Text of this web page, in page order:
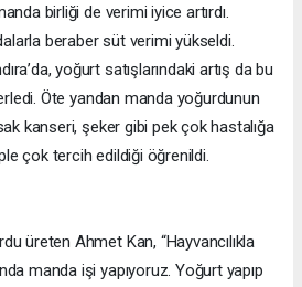
birliği de verimi iyice artırdı.
beraber süt verimi yükseldi.
yoğurt satışlarındaki artış da bu
Öte yandan manda yoğurdunun
kanseri, şeker gibi pek çok hastalığa
çok tercih edildiği öğrenildi.
üreten Ahmet Kan, “Hayvancılıkla
manda işi yapıyoruz. Yoğurt yapıp